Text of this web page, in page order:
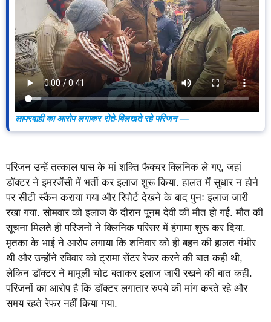
लापरवाही का आरोप लगाकर रोते-बिलखते रहे परिजन —
परिजन उन्हें तत्काल पास के मां शक्ति फैक्चर क्लिनिक ले गए, जहां
डॉक्टर ने इमरजेंसी में भर्ती कर इलाज शुरू किया. हालत में सुधार न होने
पर सीटी स्कैन कराया गया और रिपोर्ट देखने के बाद पुनः इलाज जारी
रखा गया. सोमवार को इलाज के दौरान पूनम देवी की मौत हो गई. मौत की
सूचना मिलते ही परिजनों ने क्लिनिक परिसर में हंगामा शुरू कर दिया.
मृतका के भाई ने आरोप लगाया कि शनिवार को ही बहन की हालत गंभीर
थी और उन्होंने रविवार को ट्रामा सेंटर रेफर करने की बात कही थी,
लेकिन डॉक्टर ने मामूली चोट बताकर इलाज जारी रखने की बात कही.
परिजनों का आरोप है कि डॉक्टर लगातार रुपये की मांग करते रहे और
समय रहते रेफर नहीं किया गया.